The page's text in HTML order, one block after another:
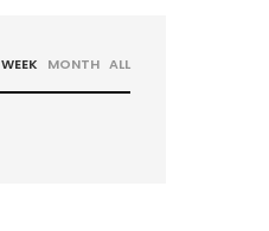
WEEK MONTH ALL